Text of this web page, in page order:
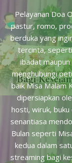
Pelayanan Doa
pastur, romo,
berduka yang
tercinta,
ibadat
menghubungi
baik Misa Malam
dipersiapkan
hosti, wiruk, buku
senantiasa
Bulan seperti
kedua dalam
streaming bagi